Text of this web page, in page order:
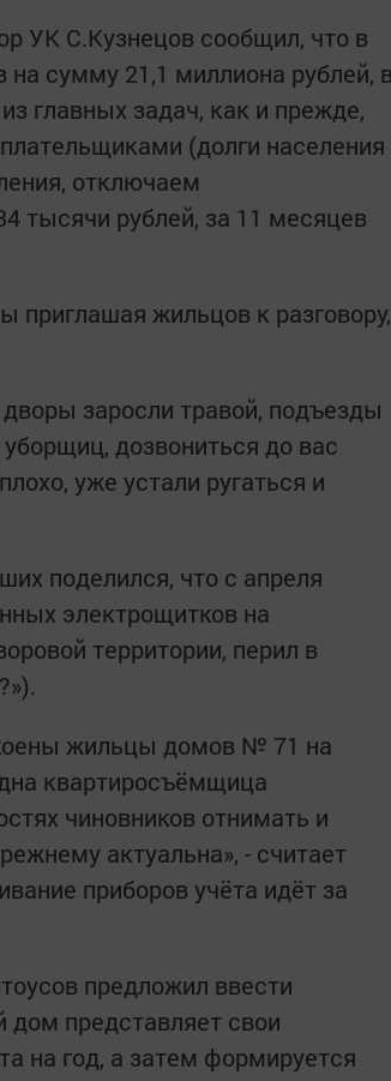
УК С.Кузнецов сообщил, что в
на сумму 21,1 миллиона рублей,
главных задач, как и прежде,
(долги населения
отключаем
тысячи рублей, за 11 месяцев
приглашая жильцов к разговору,
заросли травой, подъезды
дозвониться до вас
уже устали ругаться и
поделился, что с апреля
электрощитков на
территории, перил в
жильцы домов № 71 на
квартиросъёмщица
чиновников отнимать и
актуальна», - считает
приборов учёта идёт за
предложил ввести
дом представляет свои
на год, а затем формируется